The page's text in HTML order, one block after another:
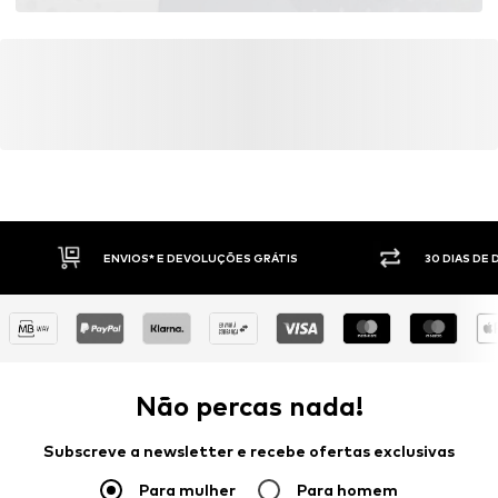
Saber mais
ENVIOS* E DEVOLUÇÕES GRÁTIS 30 DIAS DE
Não percas nada!
Subscreve a newsletter e recebe ofertas exclusivas
Para mulher Para homem